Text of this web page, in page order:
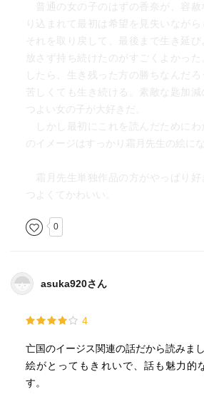
普通の女の子のはずの香奈が、容赦
り込まれて最初は希望を見失いなが
それを取り戻して、最後まで生き延び
放さず持ち続けたのがすごくよかった
したら、生き残った方の勝ちなんだ
苦しくても生き続ける。素敵な匙加減
つよい女の子が大好きだ。
しかし最初にこれを読んだためにわ
のイメージはすっかり霜月先生の絵に
霜月先生単独作品の方がやっぱり好
つよくてかわいい。
0
asuka920さん
4
亡国のイージス関連の話だから読みまし
絵がとってもきれいで、話も魅力的
す。